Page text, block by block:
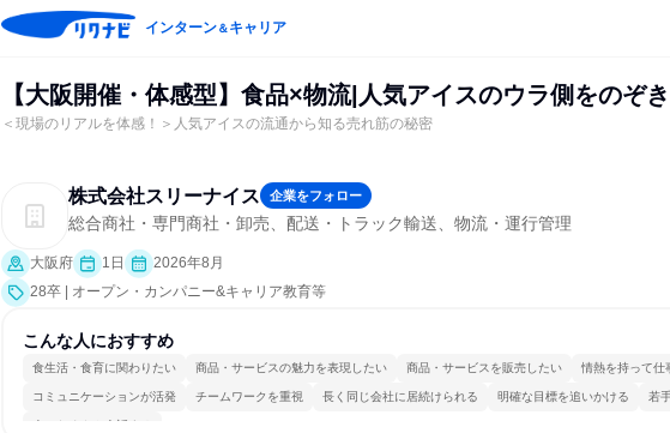
インターン＆キャリア
【大阪開催・体感型】食品×物流|人気アイスのウラ側をのぞ
＜現場のリアルを体感！＞人気アイスの流通から知る売れ筋の秘密
株式会社スリーナイス 企業をフォロー
総合商社・専門商社・卸売、配送・トラック輸送、物流・運行管理
大阪府 1日
2026年8月
28卒 | オープン・カンパニー&キャリア教育等
こんな人におすすめ
食生活・食育に関わりたい 商品・サービスの魅力を表現したい 商品・サービスを販売したい 情熱を持って仕
コミュニケーションが活発 チームワークを重視 長く同じ会社に居続けられる 明確な目標を追いかける 若
人とたくさん会話する